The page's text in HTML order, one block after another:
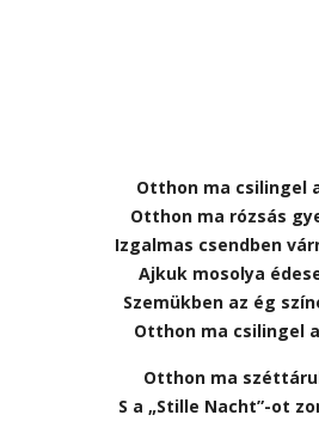
Otthon ma csilingel
Otthon ma rózsás
Izgalmas csendben
Ajkuk mosolya
Szemükben az ég
Otthon ma csilingel
Otthon ma
S a „Stille Nacht”-ot